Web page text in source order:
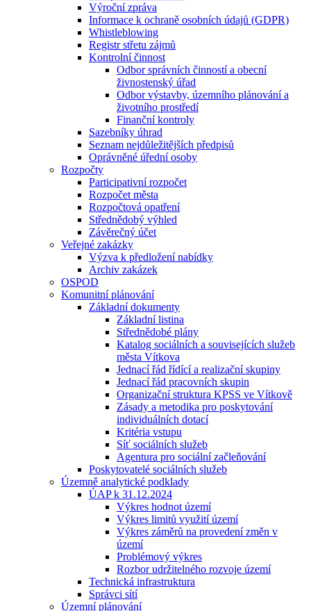
Výroční zpráva
Informace k ochraně osobních údajů (GDPR)
Whistleblowing
Registr střetu zájmů
Kontrolní činnost
Odbor správních činností a obecní
živnostenský úřad
Odbor výstavby, územního plánování a
životního prostředí
Finanční kontroly
Sazebníky úhrad
Seznam nejdůležitějších předpisů
Oprávněné úřední osoby
Rozpočty
Participativní rozpočet
Rozpočet města
Rozpočtová opatření
Střednědobý výhled
Závěrečný účet
Veřejné zakázky
Výzva k předložení nabídky
Archiv zakázek
OSPOD
Komunitní plánování
Základní dokumenty
Základní listina
Střednědobé plány
Katalog sociálních a souvisejících služeb
města Vítkova
Jednací řád řídící a realizační skupiny
Jednací řád pracovních skupin
Organizační struktura KPSS ve Vítkově
Zásady a metodika pro poskytování
individuálních dotací
Kritéria vstupu
Síť sociálních služeb
Agentura pro sociální začleňování
Poskytovatelé sociálních služeb
Územně analytické podklady
ÚAP k 31.12.2024
Výkres hodnot území
Výkres limitů využití území
Výkres záměrů na provedení změn v
území
Problémový výkres
Rozbor udržitelného rozvoje území
Technická infrastruktura
Správci sítí
Územní plánování